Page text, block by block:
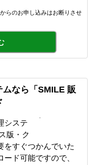
らのお申し込みはお断りさせ
なら「SMILE 販
システ
版・ク
をすぐつかんでいた
ド可能ですので、